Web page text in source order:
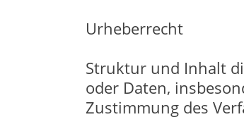
Urheberrecht
Struktur und Inhalt
oder Daten,
Zustimmung des